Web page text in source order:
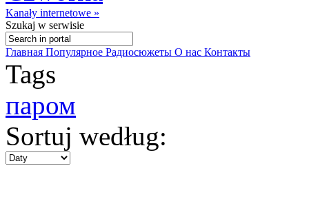
Kanały internetowe »
Szukaj w serwisie
Главная Популярное Радиосюжеты О нас Контакты
Tags
паром
Sortuj według: